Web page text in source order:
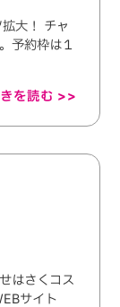
大！ チャ
予約枠は１
を読む >>
はさくコス
サイト